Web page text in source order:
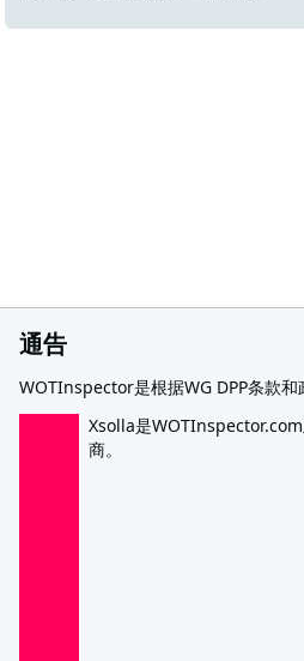
通告
WOTInspector是根据WG DPP条款和
Xsolla是
商。